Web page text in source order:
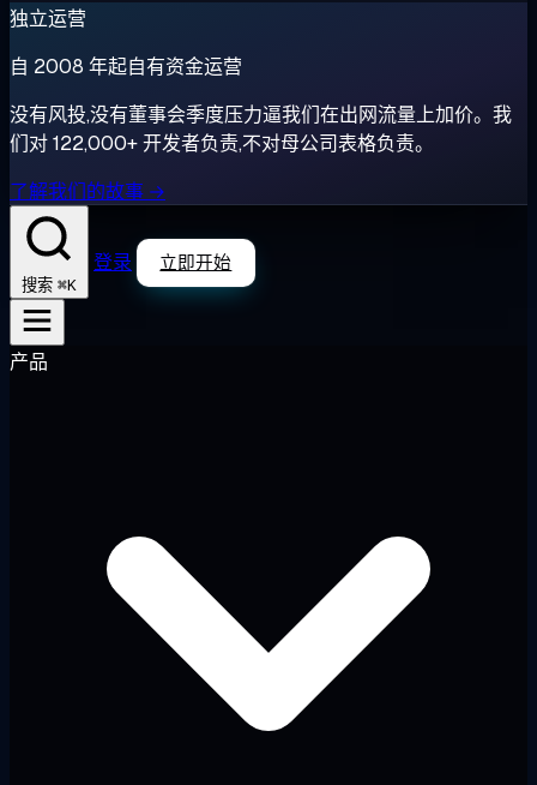
独立运营
自 2008 年起自有资金运营
没有风投,没有董事会季度压力逼我们在出网流量上加价。我
们对 122,000+ 开发者负责,不对母公司表格负责。
了解我们的故事 →
搜索 ⌘K
登录 立即开始
产品